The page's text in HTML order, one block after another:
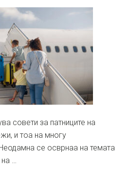
совети за патниците на
и тоа на многу
се осврнаа на темата
…